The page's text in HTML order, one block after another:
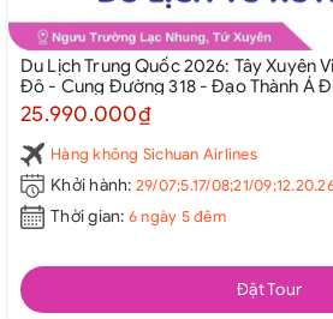
Du Lịch Trung Quốc 2026: Tây Xuyên
Đô - Cung Đường 318 - Đạo Thành Á
25.990.000₫
Hàng không Sichuan Airlines
Khởi hành: 29/07;5.17/08;21/
Thời gian: 6 ngày 5 đêm
Đặt Tour